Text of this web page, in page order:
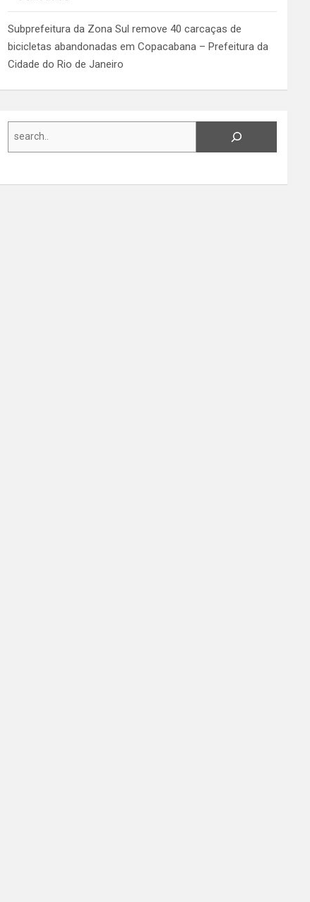
Subprefeitura da Zona Sul remove 40 carcaças de
bicicletas abandonadas em Copacabana – Prefeitura da
Cidade do Rio de Janeiro
Search